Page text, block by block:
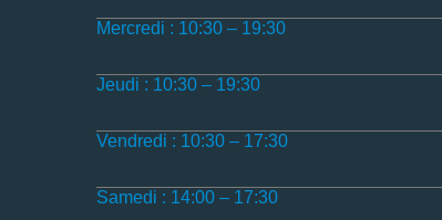
Mercredi : 10:30 – 19:30
Jeudi : 10:30 – 19:30
Vendredi : 10:30 – 17:30
Samedi : 14:00 – 17:30